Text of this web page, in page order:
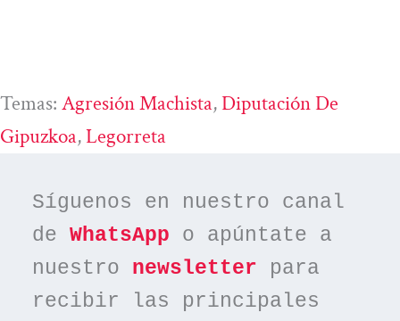
Temas: Agresión Machista, Diputación De
Gipuzkoa, Legorreta
Síguenos en nuestro canal
de WhatsApp o apúntate a
nuestro newsletter para
recibir las principales